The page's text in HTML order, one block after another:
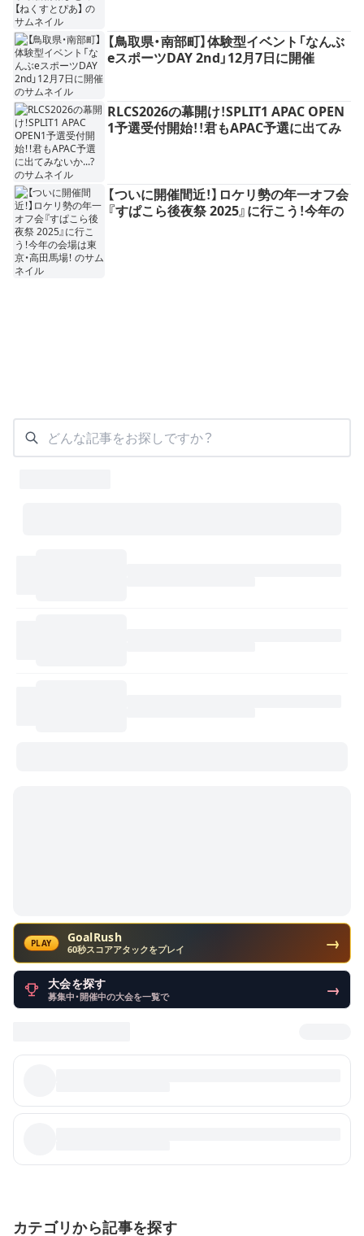
【鳥取県・南部町】体験型イベント「なんぶ
eスポーツDAY 2nd」12月7日に開催
RLCS2026の幕開け！SPLIT1 APAC OPEN
1予選受付開始！！君もAPAC予選に出てみ
【ついに開催間近！】ロケリ勢の年一オフ会
『すぱこら後夜祭 2025』に行こう！今年の
どんな記事をお探しですか？
PLAY GoalRush
60秒スコアアタックをプレイ →
大会を探す
募集中・開催中の大会を一覧で →
カテゴリから記事を探す